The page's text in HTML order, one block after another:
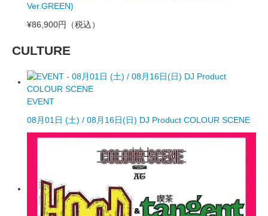
Ver.GREEN)
¥86,900円
（税込）
CULTURE
EVENT
08月01日 (土) / 08月16日(日) DJ Product COLOUR SCENE